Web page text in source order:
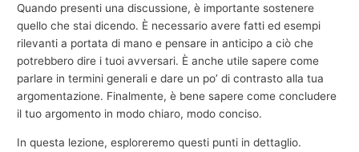
Quando presenti una discussione, è importante sostenere
quello che stai dicendo. È necessario avere fatti ed esempi
rilevanti a portata di mano e pensare in anticipo a ciò che
potrebbero dire i tuoi avversari. È anche utile sapere come
parlare in termini generali e dare un po’ di contrasto alla tua
argomentazione. Finalmente, è bene sapere come concludere
il tuo argomento in modo chiaro, modo conciso.
In questa lezione, esploreremo questi punti in dettaglio.
i
a
l